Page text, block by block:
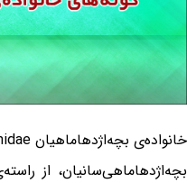
بچه‌اژدهاماهی‌سانیان، از